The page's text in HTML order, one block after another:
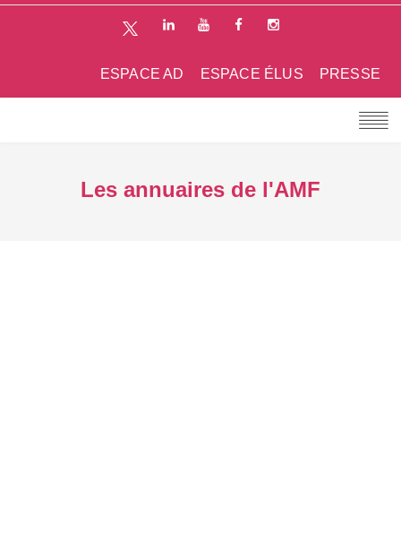
PRESSE
ESPACE ÉLUS
ESPACE AD
Les annuaires de l'AMF